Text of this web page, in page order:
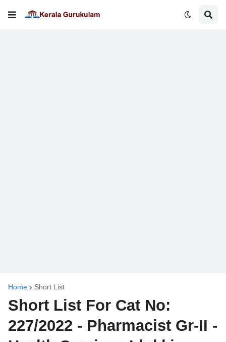
Home Short List
Short List For Cat No:
227/2022 - Pharmacist Gr-II -